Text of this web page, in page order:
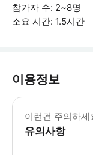
참가자 수: 2~8명
소요 시간: 1.5시간
이용정보
이런건 주의하세
유의사항